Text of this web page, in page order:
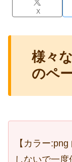
X
様々
のペ
【カラー
しないで一